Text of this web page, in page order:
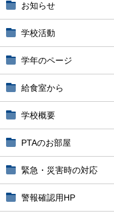
お知らせ
学校活動
学年のページ
給食室から
学校概要
PTAのお部屋
緊急・災害時の対応
警報確認用HP